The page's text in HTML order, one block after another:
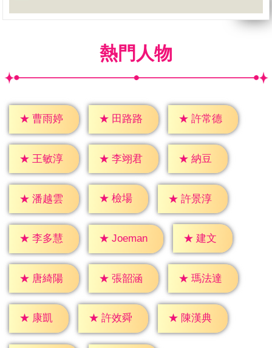
熱門人物
★ 曹雨婷 ★ 田路路 ★ 許常德
★ 王敏淳 ★ 李翊君 ★ 納豆
★ 潘越雲 ★ 檢場 ★ 許景淳
★ 李多慧 ★ Joeman ★ 建文
★ 唐綺陽 ★ 張韶涵 ★ 瑪法達
★ 康凱 ★ 許效舜 ★ 陳漢典